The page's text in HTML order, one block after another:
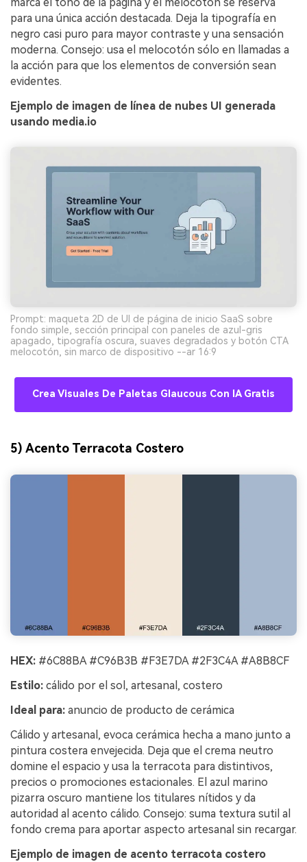
para una única acción destacada. Deja la tipografía en
negro casi puro para mayor contraste y una sensación
moderna. Consejo: usa el melocotón sólo en llamadas a
la acción para que los elementos de conversión sean
evidentes.
Ejemplo de imagen de línea de nubes UI generada
usando media.io
Prompt: maqueta 2D de UI de página de inicio SaaS sobre
fondo simple, sección principal con paneles de azul-gris
apagado, tipografía oscura, suaves degradados y botón CTA
melocotón, sin marco de dispositivo --ar 16:9
Crea Visuales De Paletas Glaucous Con IA Gratis
5) Acento Terracota Costero
HEX: #6C88BA #C96B3B #F3E7DA #2F3C4A #A8B8CF
Estilo: cálido por el sol, artesanal, costero
Ideal para: anuncio de producto de cerámica
Cálido y artesanal, evoca cerámica hecha a mano junto a
pintura costera envejecida. Deja que el crema neutro
domine el espacio y usa la terracota para distintivos,
precios o promociones estacionales. El azul marino
pizarra oscuro mantiene los titulares nítidos y da
autoridad al acento cálido. Consejo: suma textura sutil al
fondo crema para aportar aspecto artesanal sin recargar.
Ejemplo de imagen de acento terracota costero